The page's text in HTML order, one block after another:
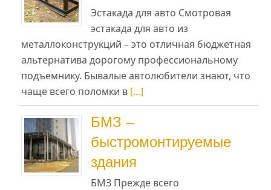
Эстакада для авто Смотровая
эстакада для авто из
металлоконструкций – это отличная бюджетная
альтернатива дорогому профессиональному
подъемнику. Бывалые автолюбители знают, что
чаще всего поломки в [...]
БМЗ –
быстромонтируемые
здания
БМЗ Прежде всего